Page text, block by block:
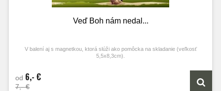
Veď Boh nám nedal...
V balení aj s magnetkou, ktorá slúži ako pomôcka na skladanie (veľkosť
5,5x8,3cm).
od 6,- €
7,- €